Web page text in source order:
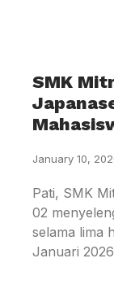
SMK
January 10,
Pati, SMK
02
selama lima
Januari